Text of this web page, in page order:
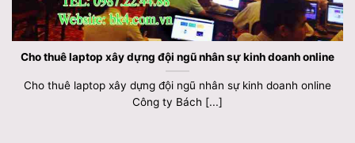
Cho thuê laptop xây dựng đội ngũ nhân sự kinh doanh online
Cho thuê laptop xây dựng đội ngũ nhân sự kinh doanh online
Công ty Bách [...]